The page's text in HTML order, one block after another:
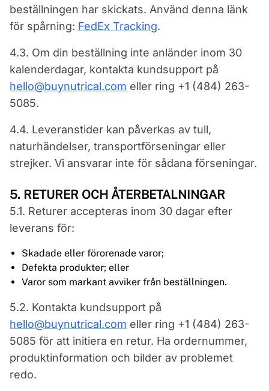
beställningen har skickats. Använd denna länk
för spårning: FedEx Tracking.
4.3. Om din beställning inte anländer inom 30
kalenderdagar, kontakta kundsupport på
hello@buynutrical.com eller ring +1 (484) 263-
5085.
4.4. Leveranstider kan påverkas av tull,
naturhändelser, transportförseningar eller
strejker. Vi ansvarar inte för sådana förseningar.
5. RETURER OCH ÅTERBETALNINGAR
5.1. Returer accepteras inom 30 dagar efter
leverans för:
Skadade eller förorenade varor;
Defekta produkter; eller
Varor som markant avviker från beställningen.
5.2. Kontakta kundsupport på
hello@buynutrical.com eller ring +1 (484) 263-
5085 för att initiera en retur. Ha ordernummer,
produktinformation och bilder av problemet
redo.